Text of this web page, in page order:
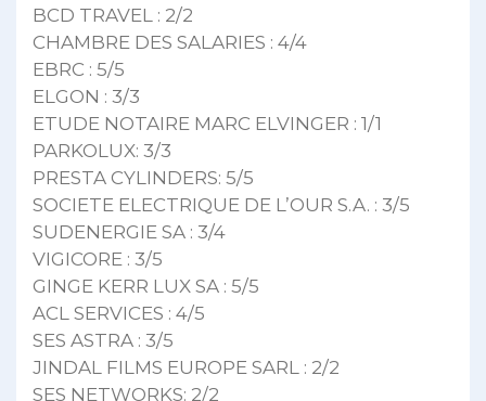
BCD TRAVEL : 2/2
CHAMBRE DES SALARIES : 4/4
EBRC : 5/5
ELGON : 3/3
ETUDE NOTAIRE MARC ELVINGER : 1/1
PARKOLUX: 3/3
PRESTA CYLINDERS: 5/5
SOCIETE ELECTRIQUE DE L’OUR S.A. : 3/5
SUDENERGIE SA : 3/4
VIGICORE : 3/5
GINGE KERR LUX SA : 5/5
ACL SERVICES : 4/5
SES ASTRA : 3/5
JINDAL FILMS EUROPE SARL : 2/2
SES NETWORKS: 2/2